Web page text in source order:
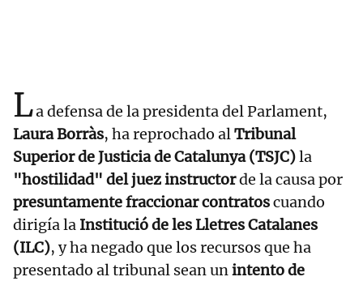
La defensa de la presidenta del Parlament,
Laura Borràs, ha reprochado alTribunal
Superior de Justicia de Catalunya (TSJC)la
"hostilidad" del juez instructorde la causa por
presuntamente fraccionar contratoscuando
dirigía la Institució de les Lletres Catalanes
(ILC), y ha negado que los recursos que ha
presentado al tribunal sean unintento de